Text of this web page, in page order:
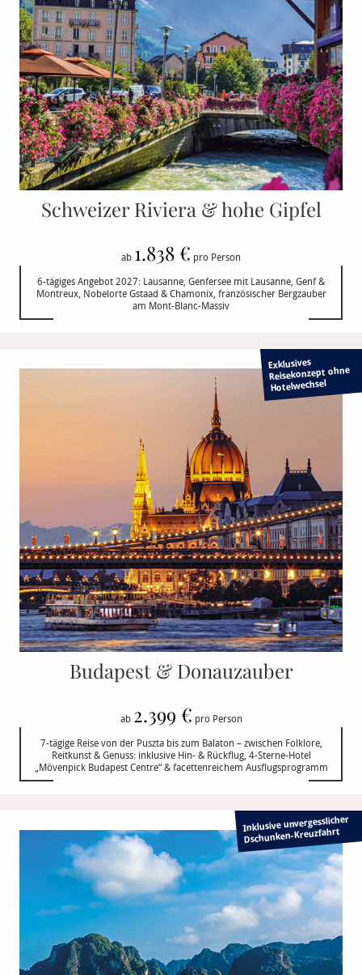
Schweizer Riviera & hohe Gipfel
ab 1.838 € pro Person
6-tägiges Angebot 2027: Lausanne, Genfersee mit Lausanne, Genf &
Montreux, Nobelorte Gstaad & Chamonix, französischer Bergzauber
am Mont-Blanc-Massiv
Exklusives
Reisekonzept ohne
Hotelwechsel
Budapest & Donauzauber
ab 2.399 € pro Person
7-tägige Reise von der Puszta bis zum Balaton – zwischen Folklore,
Reitkunst & Genuss: inklusive Hin- & Rückflug, 4-Sterne-Hotel
„Mövenpick Budapest Centre“ & facettenreichem Ausflugsprogramm
Inklusive unvergesslicher
Dschunken-Kreuzfahrt